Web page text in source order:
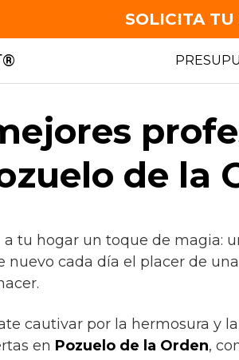
de la
a tu hogar un toque de magia:
nuevo cada día el placer de
cautivar por la hermosura y
en Pozuelo de la Orden,
SOLICITA